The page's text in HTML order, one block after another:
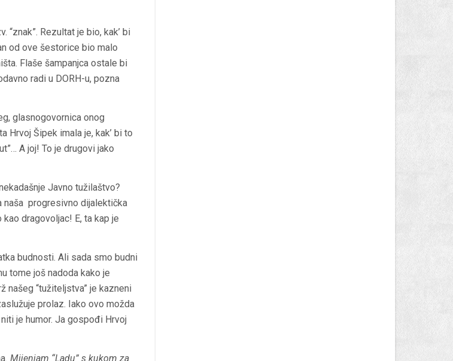
Rezultat je bio, kak’ bi
od ove šestorice bio malo
Flaše šampanjca ostale bi
radi u DORH-u, pozna
glasnogovornica onog
Hrvoj Šipek imala je, kak’ bi to
A joj! To je drugovi jako
Javno tužilaštvo?
naša progresivno dijalektička
dragovoljac! E, ta kap je
budnosti. Ali sada smo budni
tome još nadoda kako je
našeg “tužiteljstva” je kazneni
prolaz. Iako ovo možda
je humor. Ja gospođi Hrvoj
. Mijenjam “Ladu” s kukom za